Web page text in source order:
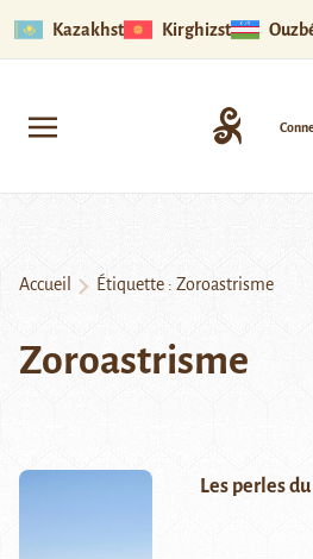
Kazakhstan Kirghizstan
Accueil Étiquette : Zoroastrisme
Zoroastrisme
Les perles